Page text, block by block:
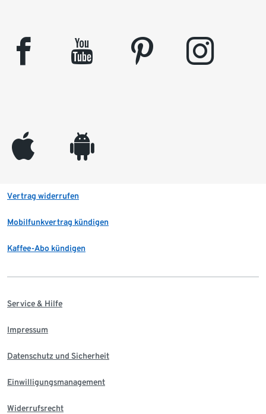
facebook youtube pinterest instagram
appleinc android
Vertrag widerrufen
Mobilfunkvertrag kündigen
Kaffee-Abo kündigen
Service & Hilfe
Impressum
Datenschutz und Sicherheit
Einwilligungsmanagement
Widerrufsrecht